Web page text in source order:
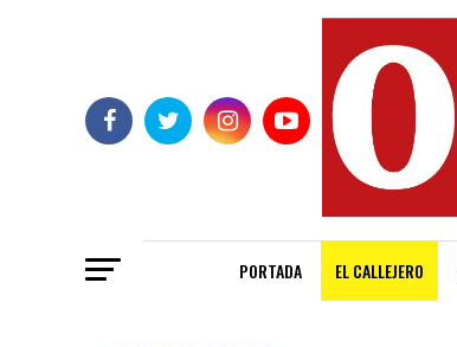
PORTADA EL CALLEJERO